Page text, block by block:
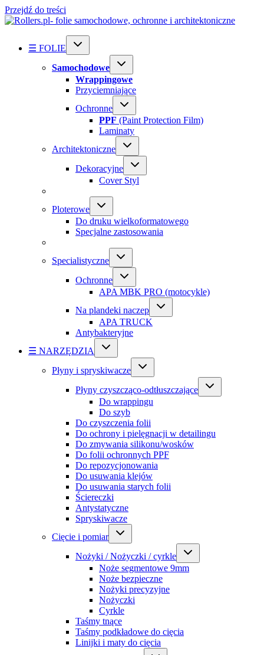
Przejdź do treści
☰ FOLIE
Samochodowe
Wrappingowe
Przyciemniające
Ochronne
PPF (Paint Protection Film)
Laminaty
Architektoniczne
Dekoracyjne
Cover Styl
Ploterowe
Do druku wielkoformatowego
Specjalne zastosowania
Specialistyczne
Ochronne
APA MBK PRO (motocykle)
Na plandeki naczep
APA TRUCK
Antybakteryjne
☰ NARZĘDZIA
Płyny i spryskiwacze
Płyny czyszcząco-odtłuszczające
Do wrappingu
Do szyb
Do czyszczenia folii
Do ochrony i pielęgnacji w detailingu
Do zmywania silikonu/wosków
Do folii ochronnych PPF
Do repozycjonowania
Do usuwania klejów
Do usuwania starych folii
Ściereczki
Antystatyczne
Spryskiwacze
Cięcie i pomiar
Nożyki / Nożyczki / cyrkle
Noże segmentowe 9mm
Noże bezpieczne
Nożyki precyzyjne
Nożyczki
Cyrkle
Taśmy tnące
Taśmy podkładowe do cięcia
Linijki i maty do cięcia